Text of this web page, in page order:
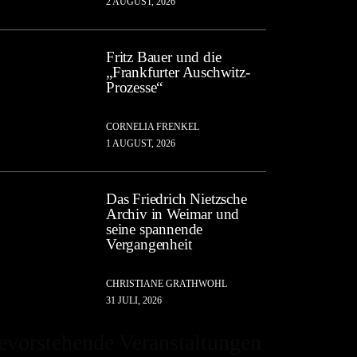
Fritz Bauer und die
„Frankfurter Auschwitz-
Prozesse“
CORNELIA FRENKEL
1 AUGUST, 2026
Das Friedrich Nietzsche
Archiv in Weimar und
seine spannende
Vergangenheit
CHRISTIANE GRATHWOHL
31 JULI, 2026